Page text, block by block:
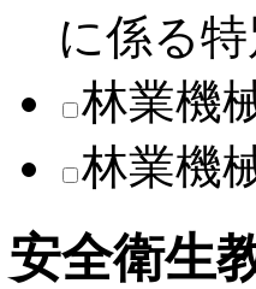
に係る
林業機
林業機
安全衛生